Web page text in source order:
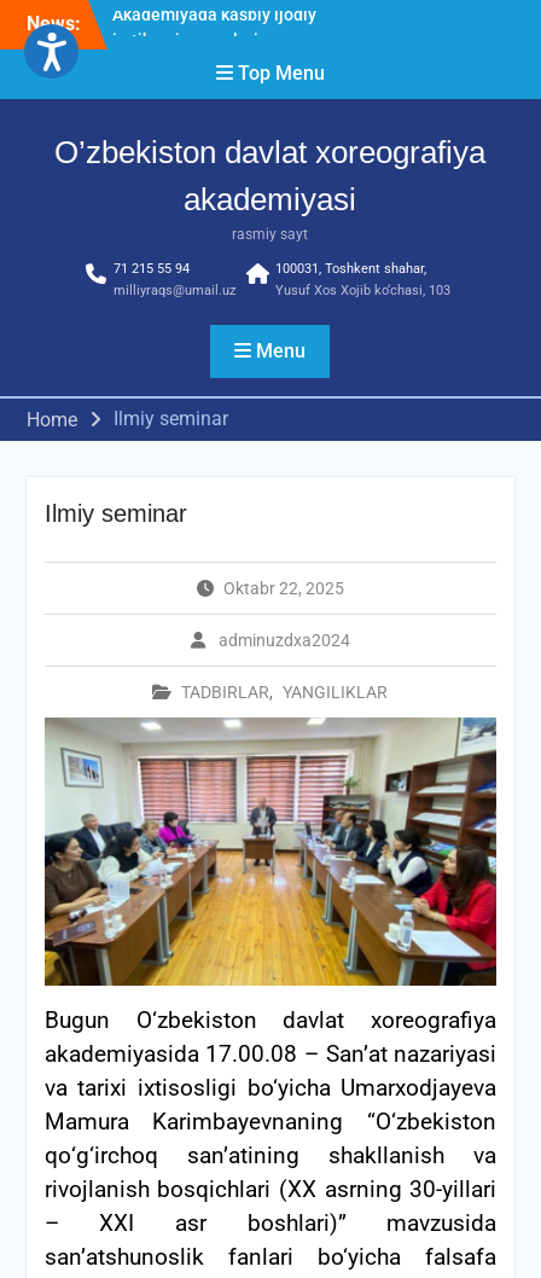
Skip
content
News:
O’ZBEKISTON DAVLAT
AKADEMIYASIDA
о‘tkazilgan kasbiy (ijodiy)
Diqqat e’lon!
imtihon jarayonlari
Top Menu
O’zbekiston davlat xoreografiya
akademiyasi
rasmiy sayt
71 215 55 94
milliyraqs@umail.uz
100031, Toshkent shahar,
Yusuf Xos Xojib ko‘chasi, 103
Menu
Home Ilmiy seminar
Ilmiy seminar
Oktabr 22, 2025
adminuzdxa2024
TADBIRLAR, YANGILIKLAR
Bugun O‘zbekiston davlat xoreografiya
akademiyasida 17.00.08 – San’at nazariyasi
va tarixi ixtisosligi bo‘yicha Umarxodjayeva
Mamura Karimbayevnaning “О‘zbekiston
qо‘g‘irchoq san’atining shakllanish va
rivojlanish bosqichlari (XX asrning 30-yillari
– XXI asr boshlari)” mavzusida
san’atshunoslik fanlari bo‘yicha falsafa